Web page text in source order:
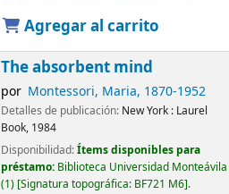
Agregar al carrito
The absorbent mind
por Montessori, Maria, 1870-1952
Detalles de publicación: New York : Laurel
Book, 1984
Disponibilidad:Ítems disponibles para
préstamo: Biblioteca Universidad Monteávila
(1) Signatura topográfica: BF721 M6 .